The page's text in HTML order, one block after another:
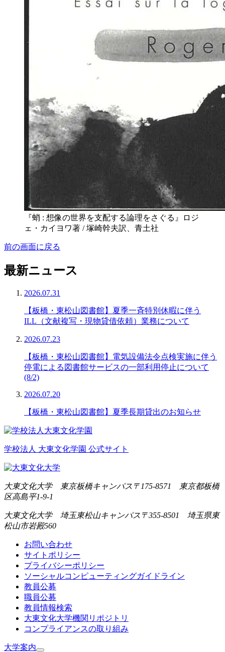
『蛸 : 想像の世界を支配する論理をさぐる』ロジ
ェ・カイヨワ著 / 塚崎幹夫訳、青土社
前の画面に戻る
最新ニュース
2026.07.31
【板橋・東松山図書館】夏季一斉特別休暇に伴う
ILL（文献複写・現物貸借依頼）業務について
2026.07.23
【板橋・東松山図書館】電気設備法令点検実施に伴う
停電による図書館サービスの一部利用停止について
(8/2)
2026.07.20
【板橋・東松山図書館】夏季長期貸出のお知らせ
学校法人 大東文化学園 公式サイト
大東文化大学 東京板橋キャンパス 〒175-8571 東京都板橋
区高島平1-9-1
大東文化大学 埼玉東松山キャンパス 〒355-8501 埼玉県東
松山市岩殿560
お問い合わせ
サイトポリシー
プライバシーポリシー
ソーシャルコンピューティングガイドライン
教員公募
職員公募
教員情報検索
大東文化大学機関リポジトリ
コンプライアンスの取り組み
大学案内